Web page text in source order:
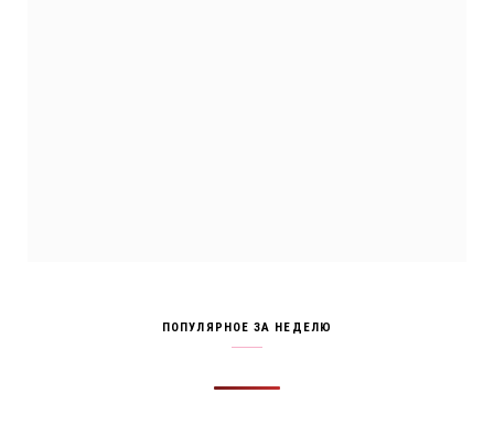
ПОПУЛЯРНОЕ ЗА НЕДЕЛЮ